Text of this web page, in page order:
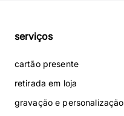
serviços
cartão presente
retirada em loja
gravação e personalização